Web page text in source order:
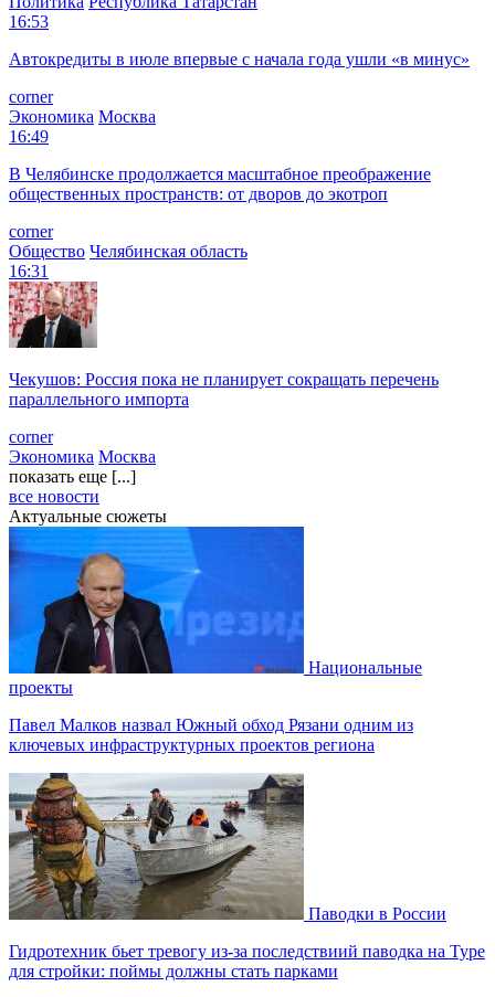
16:53
Автокредиты в июле впервые с начала года ушли «в минус»
corner
Экономика Москва
16:49
В Челябинске продолжается масштабное преображение
общественных пространств: от дворов до экотроп
corner
Общество Челябинская область
16:31
Чекушов: Россия пока не планирует сокращать перечень
параллельного импорта
corner
Экономика Москва
показать еще [...]
все новости
Актуальные сюжеты
Национальные
проекты
Павел Малков назвал Южный обход Рязани одним из
ключевых инфраструктурных проектов региона
Паводки в России
Гидротехник бьет тревогу из-за последствиий паводка на Туре
для стройки: поймы должны стать парками